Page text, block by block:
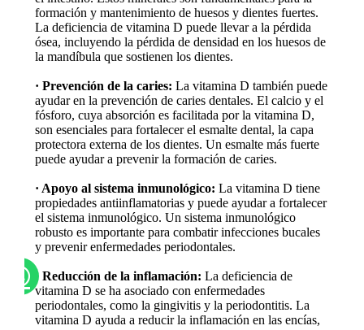
formación y mantenimiento de huesos y dientes fuertes.
La deficiencia de vitamina D puede llevar a la pérdida
ósea, incluyendo la pérdida de densidad en los huesos de
la mandíbula que sostienen los dientes.
· Prevención de la caries:La vitamina D también puede
ayudar en la prevención de caries dentales. El calcio y el
fósforo, cuya absorción es facilitada por la vitamina D,
son esenciales para fortalecer el esmalte dental, la capa
protectora externa de los dientes. Un esmalte más fuerte
puede ayudar a prevenir la formación de caries.
· Apoyo al sistema inmunológico:La vitamina D tiene
propiedades antiinflamatorias y puede ayudar a fortalecer
el sistema inmunológico. Un sistema inmunológico
robusto es importante para combatir infecciones bucales
y prevenir enfermedades periodontales.
· Reducción de la inflamación:La deficiencia de
vitamina D se ha asociado con enfermedades
periodontales, como la gingivitis y la periodontitis. La
vitamina D ayuda a reducir la inflamación en las encías,